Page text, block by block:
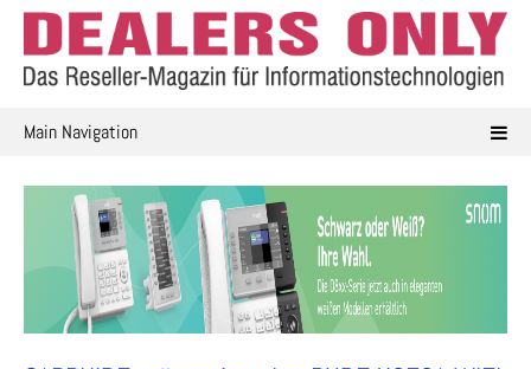
Skip
content
Main Navigation